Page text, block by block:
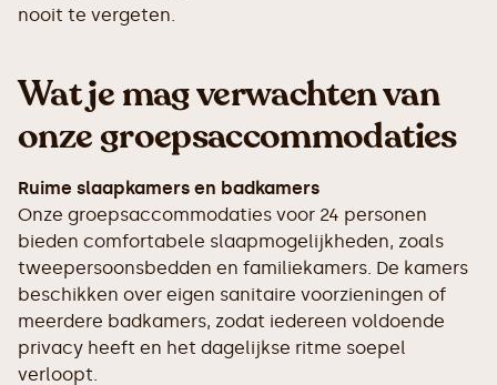
nooit te vergeten.
Wat je mag verwachten van
onze groepsaccommodaties
Ruime slaapkamers en badkamers
Onze groepsaccommodaties voor 24 personen
bieden comfortabele slaapmogelijkheden, zoals
tweepersoonsbedden en familiekamers. De kamers
beschikken over eigen sanitaire voorzieningen of
meerdere badkamers, zodat iedereen voldoende
privacy heeft en het dagelijkse ritme soepel
verloopt.